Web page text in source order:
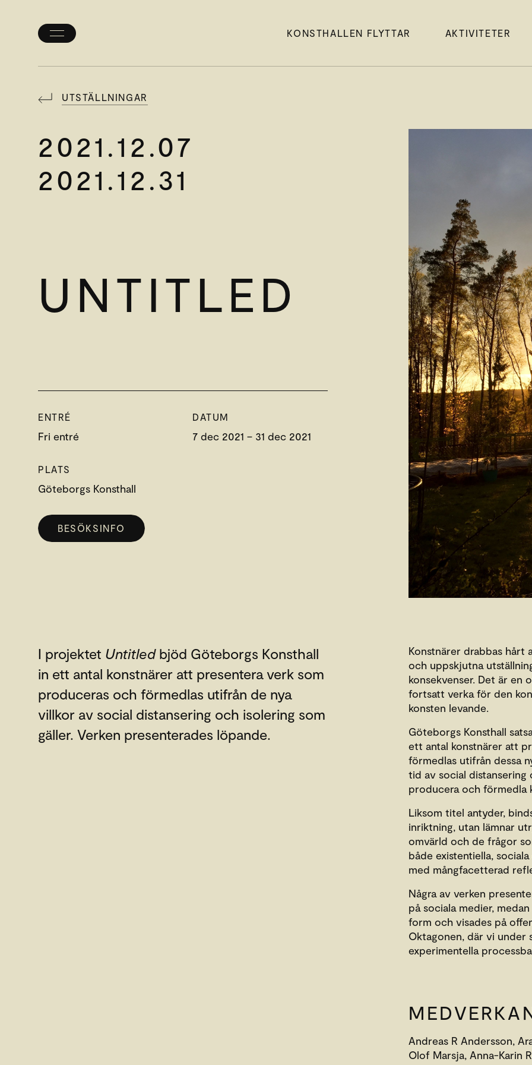
Öppna/stäng
KONSTHALLEN FLYTTAR AKTIVITETER
UTSTÄLLNINGAR
2021.12.07
2021.12.31
UNTITLED
ENTRÉ
Fri entré
DATUM
7 dec 2021 – 31 dec 2021
PLATS
Göteborgs Konsthall
BESÖKSINFO
I projektet Untitledbjöd Göteborgs Konsthall
in ett antal konstnärer att presentera verk som
produceras och förmedlas utifrån de nya
villkor av social distansering och isolering som
gäller. Verken presenterades löpande.
Konstnärer drabbas hårt
och uppskjutna
konsekvenser. Det är en
fortsatt verka för den
konsten levande.
Göteborgs Konsthall
ett antal konstnärer att
förmedlas utifrån dessa
tid av social
producera och förmedla
Liksom titel antyder,
inriktning, utan lämnar
omvärld och de frågor
både existentiella,
med mångfacetterad
Några av verken
på sociala medier,
form och visades på
Oktagonen, där vi under
experimentella
Andreas R Andersson,
Olof Marsja, Anna-Karin